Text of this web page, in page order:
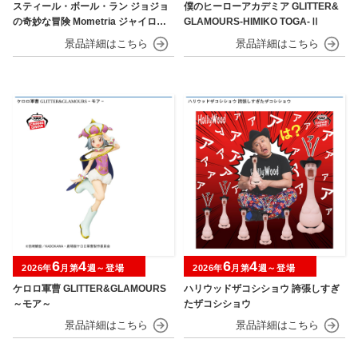
スティール・ボール・ラン ジョジョ
の奇妙な冒険 Mometria ジャイロ・
僕のヒーローアカデミア GLITTER&
GLAMOURS-HIMIKO TOGA-Ⅱ
ケロロ軍曹 GLITTER&GLAMOURS
～モア～
2026年6月第4週～登場
ハリウッドザコシショウ 誇張しすぎ
たザコシショウ
2026年6月第4週～登場